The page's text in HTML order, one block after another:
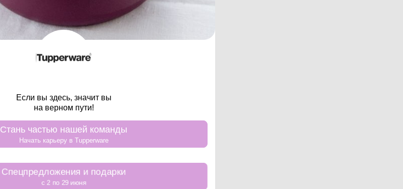
Если вы здесь, значит вы
на верном пути!
Стань частью нашей команды
Начать карьеру в Tupperware
Спецпредложения и подарки
c 2 по 29 июня